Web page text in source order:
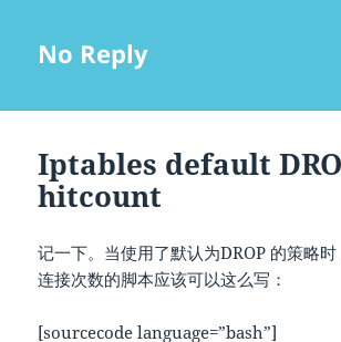
No Reply
Iptables default
hitcount
记一下。当使用了默认为DROP 的策略
连接次数的脚本应该可以这么写：
[sourcecode language=”bash”]